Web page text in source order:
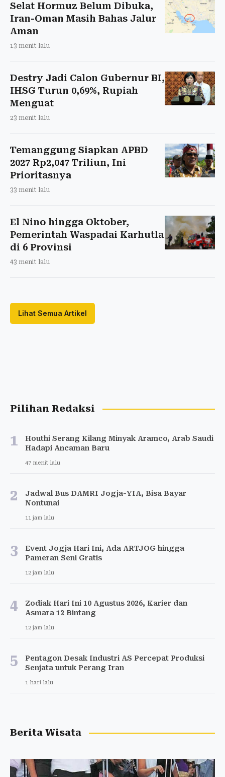
Selat Hormuz Belum Dibuka,
Iran-Oman Masih Bahas Jalur
Aman
13 menit lalu
Destry Jadi Calon Gubernur BI,
IHSG Turun 0,69%, Rupiah
Menguat
23 menit lalu
Temanggung Siapkan APBD
2027 Rp2,047 Triliun, Ini
Prioritasnya
33 menit lalu
El Nino hingga Oktober,
Pemerintah Waspadai Karhutla
di 6 Provinsi
43 menit lalu
Lihat Semua Artikel
Pilihan Redaksi
1
Houthi Serang Kilang Minyak Aramco, Arab Saudi
Hadapi Ancaman Baru
47 menit lalu
2
Jadwal Bus DAMRI Jogja-YIA, Bisa Bayar
Nontunai
11 jam lalu
3
Event Jogja Hari Ini, Ada ARTJOG hingga
Pameran Seni Gratis
12 jam lalu
4
Zodiak Hari Ini 10 Agustus 2026, Karier dan
Asmara 12 Bintang
12 jam lalu
5
Pentagon Desak Industri AS Percepat Produksi
Senjata untuk Perang Iran
1 hari lalu
Berita Wisata